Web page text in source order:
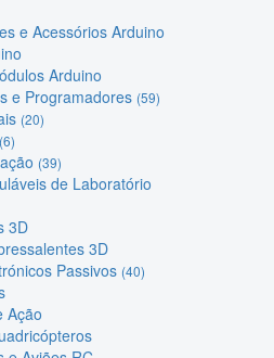
e Acessórios Arduino
Arduino
e Programadores (59)
(20)
(6)
(39)
de Laboratório
3D
3D
Passivos (40)
Ação